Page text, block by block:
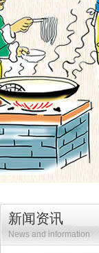
新闻资讯
News and information